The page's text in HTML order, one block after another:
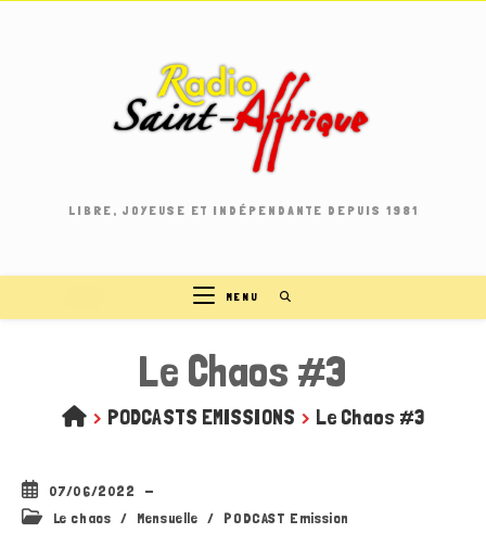
LIBRE, JOYEUSE ET INDÉPENDANTE DEPUIS 1981
MENU
Le Chaos #3
> PODCASTS EMISSIONS > Le Chaos #3
Publication
publiée :
07/06/2022
Post Le chaos / Mensuelle / PODCAST Emission